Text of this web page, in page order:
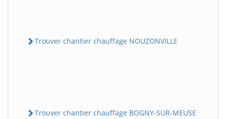
Trouver chantier chauffage NOUZONVILLE
Trouver chantier chauffage BOGNY-SUR-MEUSE